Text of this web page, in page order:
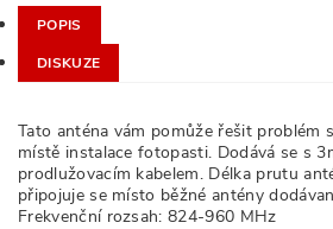
POPIS
DISKUZE
Tato anténa vám pomůže řešit problém
místě instalace fotopasti. Dodává se s
prodlužovacím kabelem. Délka prutu
připojuje se místo běžné antény
Frekvenční rozsah: 824-960 MHz